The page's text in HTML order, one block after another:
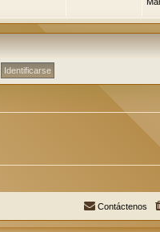
Contáctenos